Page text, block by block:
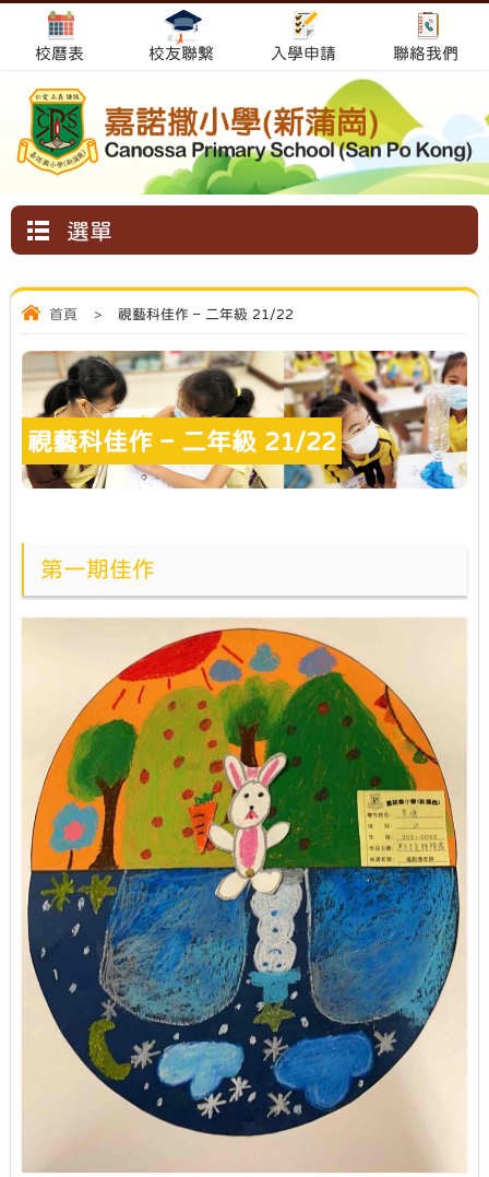
校曆表 校友聯繫 入學申請 聯絡我們
選單
首頁 > 視藝科佳作 – 二年級 21/22
視藝科佳作 – 二年級 21/22
第一期佳作